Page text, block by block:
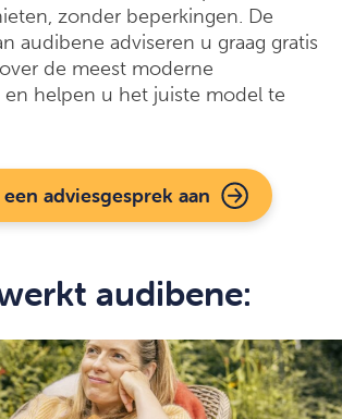
zonder beperkingen. De
audibene adviseren u graag gratis
de meest moderne
helpen u het juiste model te
een adviesgesprek aan
audibene: